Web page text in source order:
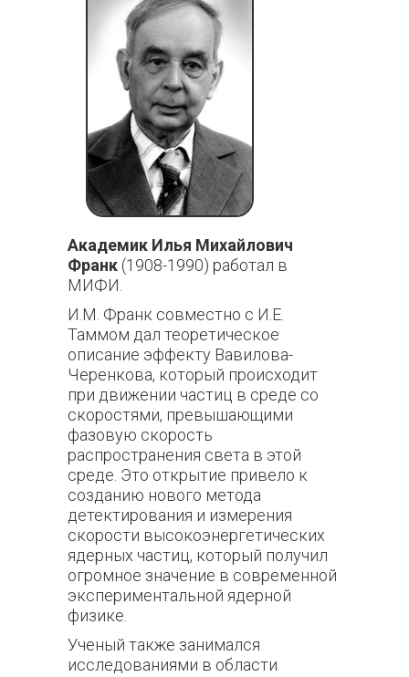
Академик Илья Михайлович
Франк (1908-1990) работал в
МИФИ.
И.М. Франк совместно с И.Е.
Таммом дал теоретическое
описание эффекту Вавилова-
Черенкова, который происходит
при движении частиц в среде со
скоростями, превышающими
фазовую скорость
распространения света в этой
среде. Это открытие привело к
созданию нового метода
детектирования и измерения
скорости высокоэнергетических
ядерных частиц, который получил
огромное значение в современной
экспериментальной ядерной
физике.
Ученый также занимался
исследованиями в области